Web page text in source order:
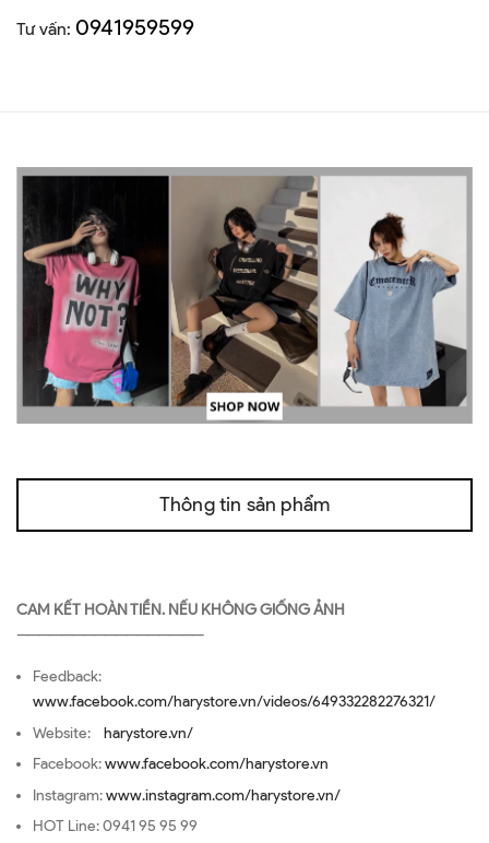
Tư vấn: 0941959599
Thông tin sản phẩm
CAM KẾT HOÀN TIỀN. NẾU KHÔNG GIỐNG ẢNH
—————————————————
Feedback:
www.facebook.com/harystore.vn/videos/649332282276321/
Website: harystore.vn/
Facebook:www.facebook.com/harystore.vn
Instagram:www.instagram.com/harystore.vn/
HOT Line: 0941 95 95 99